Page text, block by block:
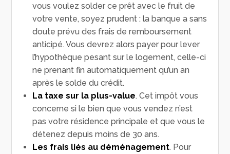
vous voulez solder ce prêt avec le fruit de
votre vente, soyez prudent : la banque a sans
doute prévu des frais de remboursement
anticipé. Vous devrez alors payer pour lever
l’hypothèque pesant sur le logement, celle-ci
ne prenant fin automatiquement qu’un an
après le solde du crédit.
La taxe sur la plus-value. Cet impôt vous
concerne si le bien que vous vendez n’est
pas votre résidence principale et que vous le
détenez depuis moins de 30 ans.
Les frais liés au déménagement. Pour